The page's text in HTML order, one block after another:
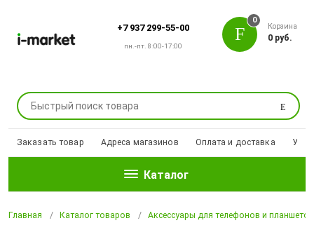
+7 937 299-55-00
пн.-пт. 8:00-17:00
Поиск
0
Корзина
0 руб.
Заказать товар Адреса магазинов Оплата и доставка
Каталог
Главная Каталог товаров Аксессуары для телефонов и планшетов